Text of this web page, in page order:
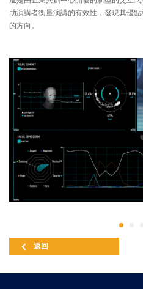
助演講者衡量演講的有效性，發現其優
的方向。
返回